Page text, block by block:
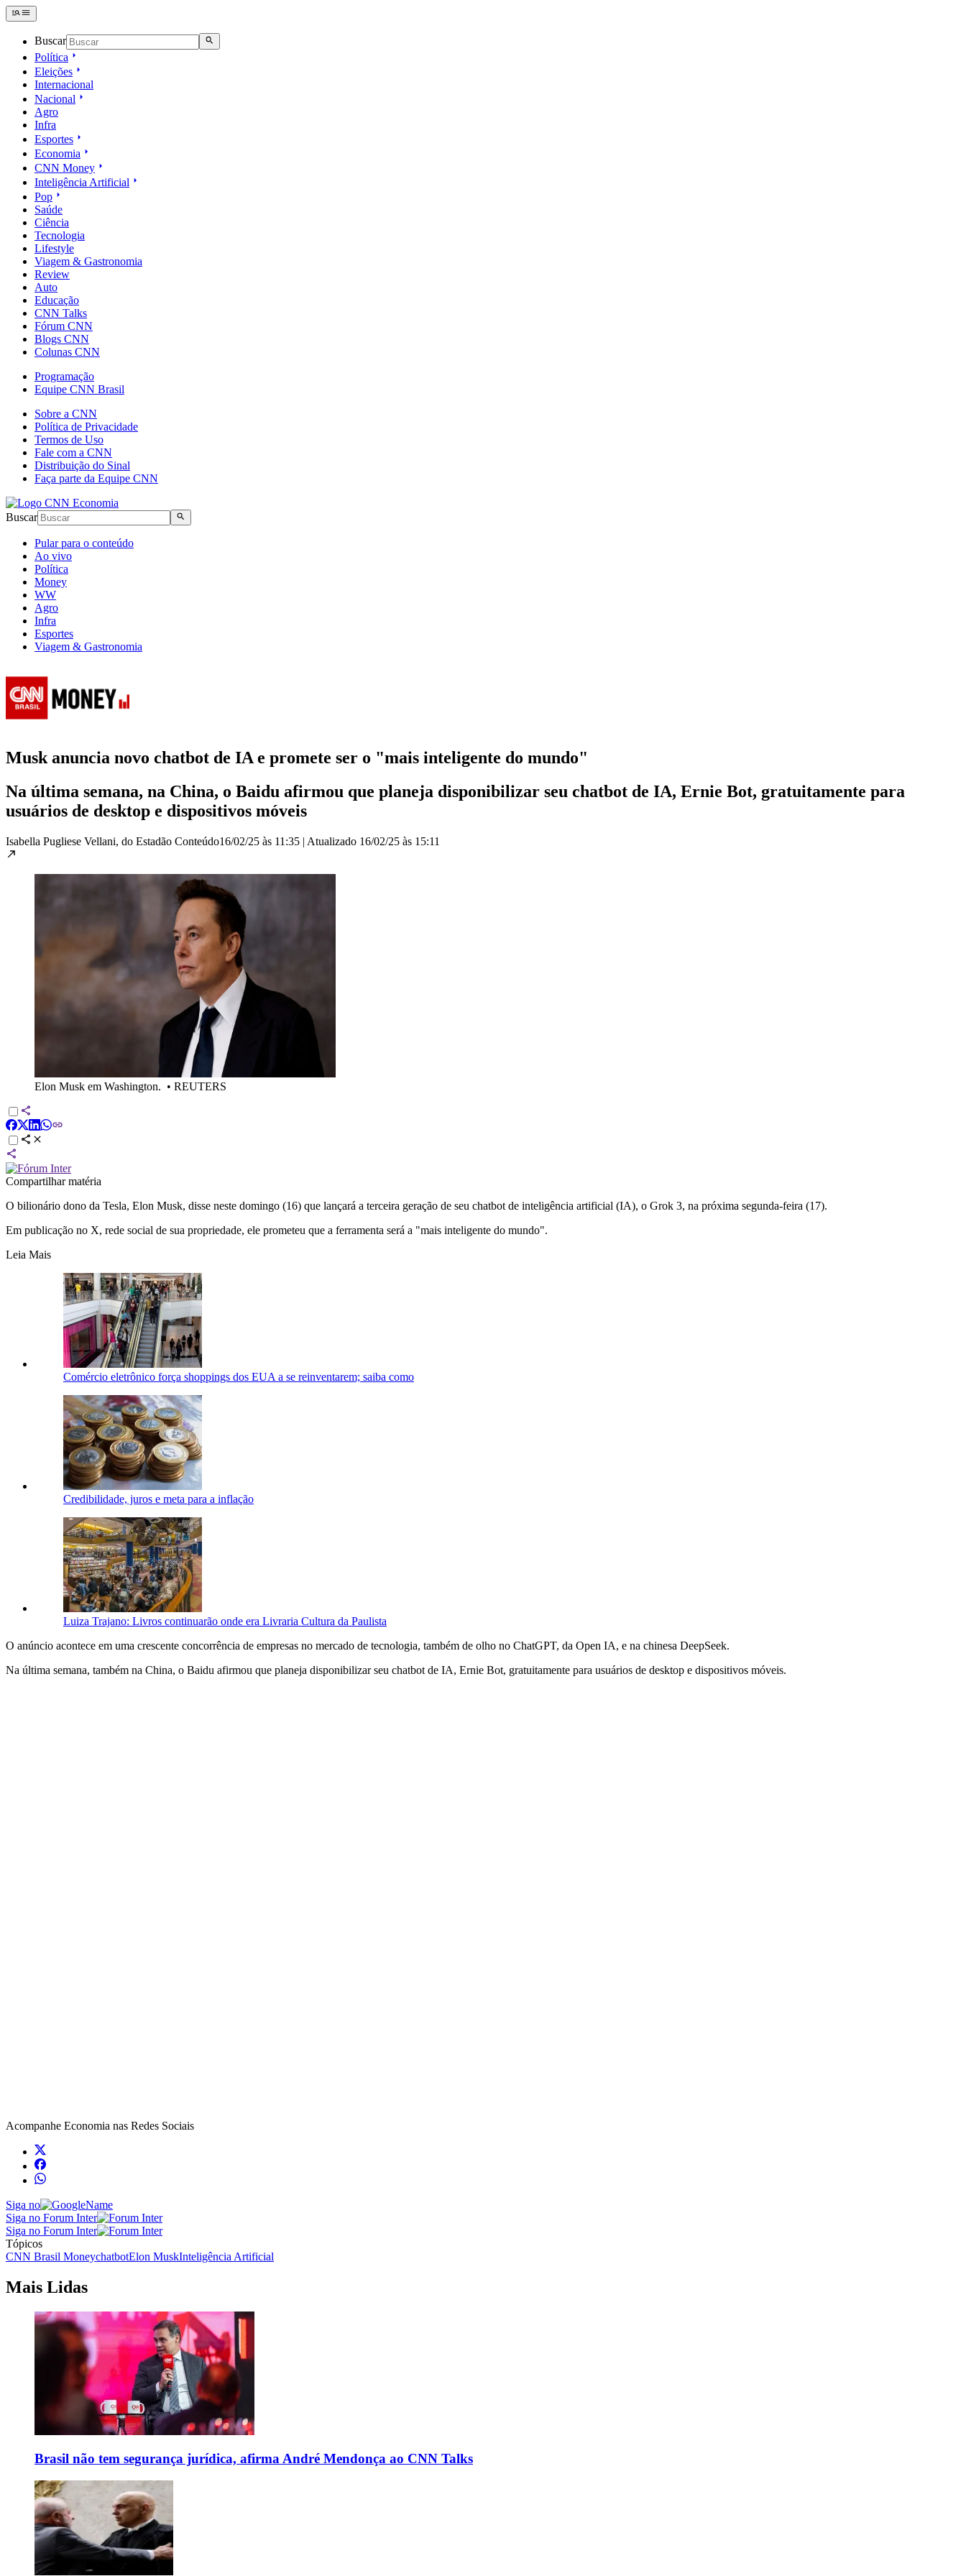
Buscar
Política
Eleições
Internacional
Nacional
Agro
Infra
Esportes
Economia
CNN Money
Inteligência Artificial
Pop
Saúde
Ciência
Tecnologia
Lifestyle
Viagem & Gastronomia
Review
Auto
Educação
CNN Talks
Fórum CNN
Blogs CNN
Colunas CNN
Programação
Equipe CNN Brasil
Sobre a CNN
Política de Privacidade
Termos de Uso
Fale com a CNN
Distribuição do Sinal
Faça parte da Equipe CNN
Buscar
Pular para o conteúdo
Ao vivo
Política
Money
WW
Agro
Infra
Esportes
Viagem & Gastronomia
Musk anuncia novo chatbot de IA e promete ser o "mais inteligente do mundo"
Na última semana, na China, o Baidu afirmou que planeja disponibilizar seu chatbot de IA, Ernie Bot, gratuitamente para
usuários de desktop e dispositivos móveis
Isabella Pugliese Vellani, do Estadão Conteúdo16/02/25 às 11:35 | Atualizado 16/02/25 às 15:11
Elon Musk em Washington. • REUTERS
Compartilhar matéria
O bilionário dono da Tesla, Elon Musk, disse neste domingo (16) que lançará a terceira geração de seu chatbot de inteligência artificial (IA), o Grok 3, na próxima segunda-feira (17).
Em publicação no X, rede social de sua propriedade, ele prometeu que a ferramenta será a "mais inteligente do mundo".
Leia Mais
Comércio eletrônico força shoppings dos EUA a se reinventarem; saiba como
Credibilidade, juros e meta para a inflação
Luiza Trajano: Livros continuarão onde era Livraria Cultura da Paulista
O anúncio acontece em uma crescente concorrência de empresas no mercado de tecnologia, também de olho no ChatGPT, da Open IA, e na chinesa DeepSeek.
Na última semana, também na China, o Baidu afirmou que planeja disponibilizar seu chatbot de IA, Ernie Bot, gratuitamente para usuários de desktop e dispositivos móveis.
Acompanhe Economia nas Redes Sociais
Siga no
Siga no Forum Inter
Siga no Forum Inter
Tópicos
CNN Brasil MoneychatbotElon MuskInteligência Artificial
Mais Lidas
Brasil não tem segurança jurídica, afirma André Mendonça ao CNN Talks